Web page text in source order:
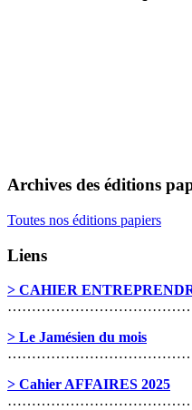
Archives des éditions
Toutes nos éditions papiers
Liens
> CAHIER
> Le Jamésien du mois
> Cahier AFFAIRES 2025